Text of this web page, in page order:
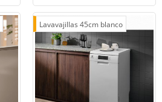
Lavavajillas 45cm blanco